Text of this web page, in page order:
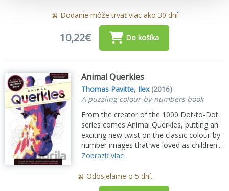
🍌 Dodanie môže trvať viac ako 30 dní
10,22€ Do košíka
Animal Querkles
Thomas Pavitte, Ilex(2016)
A puzzling colour-by-numbers book
From the creator of the 1000 Dot-to-Dot
series comes Animal Querkles, putting an
exciting new twist on the classic colour-by-
number images that we loved as children...
Zobraziť viac
🍌 Odosielame o 5 dní.